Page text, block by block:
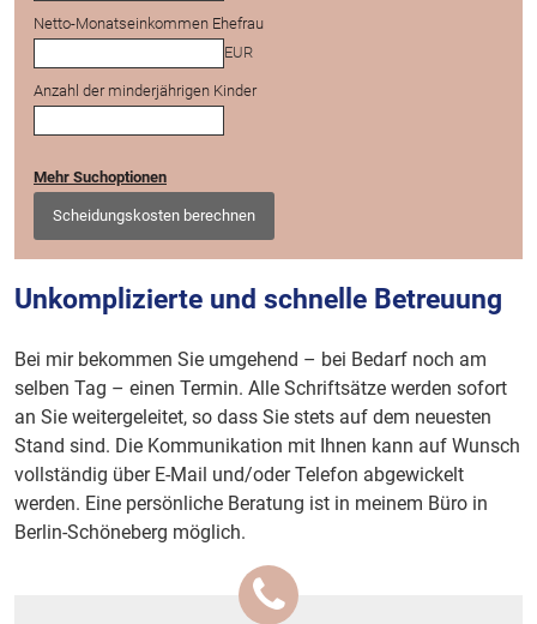
Netto-Monatseinkommen Ehefrau
EUR
Anzahl der minderjährigen Kinder
Mehr Suchoptionen
Scheidungskosten berechnen
Unkomplizierte und schnelle Betreuung
Bei mir bekommen Sie umgehend – bei Bedarf noch am
selben Tag – einen Termin. Alle Schriftsätze werden sofort
an Sie weitergeleitet, so dass Sie stets auf dem neuesten
Stand sind. Die Kommunikation mit Ihnen kann auf Wunsch
vollständig über E-Mail und/oder Telefon abgewickelt
werden. Eine persönliche Beratung ist in meinem Büro in
Berlin-Schöneberg möglich.